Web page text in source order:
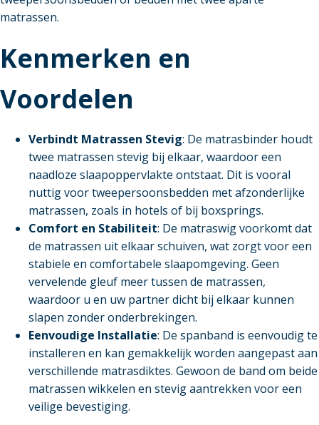
matrassen.
Kenmerken en
Voordelen
Verbindt Matrassen Stevig: De matrasbinder houdt
twee matrassen stevig bij elkaar, waardoor een
naadloze slaapoppervlakte ontstaat. Dit is vooral
nuttig voor tweepersoonsbedden met afzonderlijke
matrassen, zoals in hotels of bij boxsprings.
Comfort en Stabiliteit: De matraswig voorkomt dat
de matrassen uit elkaar schuiven, wat zorgt voor een
stabiele en comfortabele slaapomgeving. Geen
vervelende gleuf meer tussen de matrassen,
waardoor u en uw partner dicht bij elkaar kunnen
slapen zonder onderbrekingen.
Eenvoudige Installatie: De spanband is eenvoudig te
installeren en kan gemakkelijk worden aangepast aan
verschillende matrasdiktes. Gewoon de band om beide
matrassen wikkelen en stevig aantrekken voor een
veilige bevestiging.